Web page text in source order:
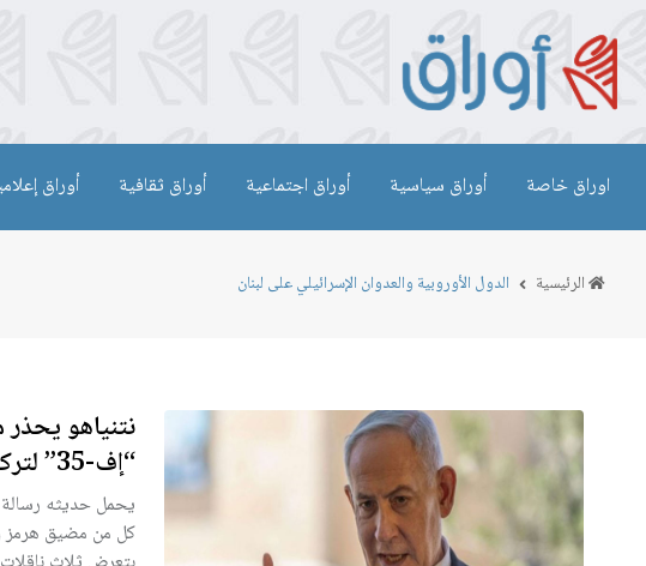
اوراق خاصة أوراق سياسية أوراق اجتماعية أوراق ثقافية أوراق
الرئيسية الدول الأوروبية والعدوان الإسرائيلي على لبنان
نتنياهو
“إف-35” لتركيا
يحمل حديثه رسالة
كل من مضيق هرمز